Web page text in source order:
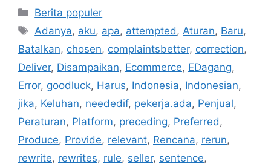
Kategori
Berita populer
Tag
Adanya, aku, apa, attempted , Aturan, Baru,
Batalkan, chosen, complaintsbetter, correction,
Deliver, Disampaikan, Ecommerce, EDagang,
Error, goodluck, Harus, Indonesia, Indonesian,
jika, Keluhan, neededif, pekerja.ada, Penjual,
Peraturan, Platform, preceding, Preferred ,
Produce, Provide, relevant, Rencana, rerun,
rewrite, rewrites, rule, seller, sentence,